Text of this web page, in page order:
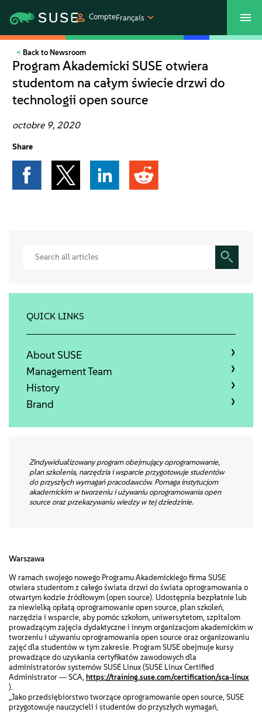
CompteFrançais
SUSECON 2027
Produits
Solutions
Support et services
Télécharger
Back to Newsroom
Program Akademicki SUSE otwiera
studentom na całym świecie drzwi do
technologii open source
octobre 9, 2020
Share
Zindywidualizowany program obejmujący oprogramowanie,
plan szkolenia, narzędzia i wsparcie przygotowuje studentów
do przyszłych wymagań pracodawców. Pomaga instytucjom
akademickim w tworzeniu i używaniu oprogramowania open
source oraz przekazywaniu wiedzy w tej dziedzinie.
Warszawa
W ramach swojego nowego Programu Akademickiego firma SUSE
otwiera studentom z całego świata drzwi do świata oprogramowania o
otwartym kodzie źródłowym (open source). Udostępnia bezpłatnie lub
za niewielką opłatą oprogramowanie open source, plan szkoleń,
narzędzia i wsparcie, aby pomóc szkołom, uniwersytetom, szpitalom
prowadzącym zajęcia dydaktyczne i innym organizacjom akademickim w
tworzeniu i używaniu oprogramowania open source oraz organizowaniu
zajęć dla studentów w tym zakresie. Program SUSE obejmuje kursy
prowadzące do uzyskania certyfikatów zawodowych dla
administratorów systemów SUSE Linux (SUSE Linux Certified
Administrator ― SCA, https://training.suse.com/certification/sca-linux
).
„Jako przedsiębiorstwo tworzące oprogramowanie open source, SUSE
przygotowuje nauczycieli i studentów do przyszłych wymagań,
QUICK LINKS
About SUSE
Management Team
History
Brand